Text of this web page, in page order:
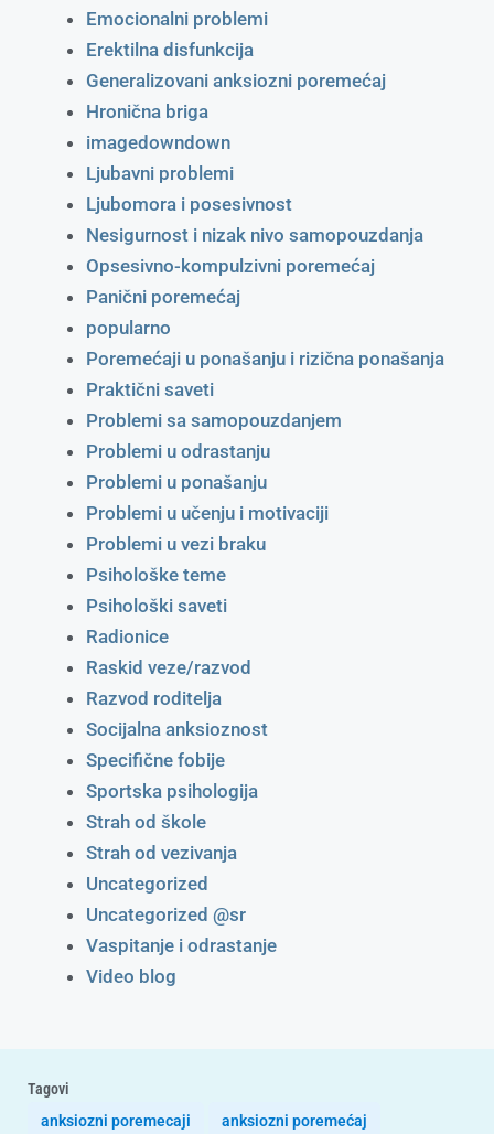
Emocionalni problemi
Erektilna disfunkcija
Generalizovani anksiozni poremećaj
Hronična briga
imagedowndown
Ljubavni problemi
Ljubomora i posesivnost
Nesigurnost i nizak nivo samopouzdanja
Opsesivno-kompulzivni poremećaj
Panični poremećaj
popularno
Poremećaji u ponašanju i rizična ponašanja
Praktični saveti
Problemi sa samopouzdanjem
Problemi u odrastanju
Problemi u ponašanju
Problemi u učenju i motivaciji
Problemi u vezi braku
Psihološke teme
Psihološki saveti
Radionice
Raskid veze/razvod
Razvod roditelja
Socijalna anksioznost
Specifične fobije
Sportska psihologija
Strah od škole
Strah od vezivanja
Uncategorized
Uncategorized @sr
Vaspitanje i odrastanje
Video blog
Tagovi
anksiozni poremecaji
anksiozni poremećaj